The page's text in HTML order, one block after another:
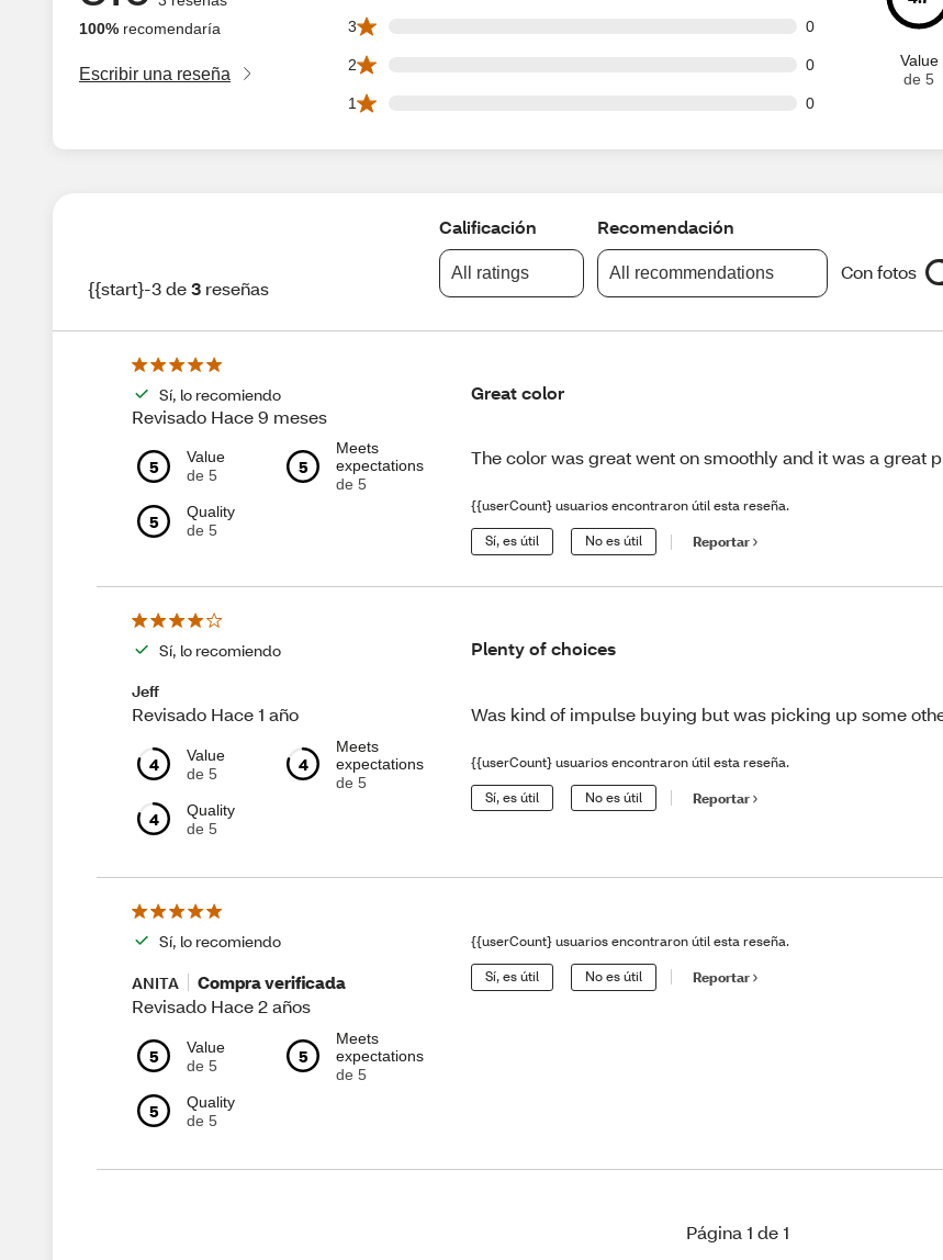
100% recomendaría
Escribir una reseña
3 0
0 3 star reviews out of 3 reviews
2 0
0 2 star reviews out of 3 reviews
1 0
0 1 star reviews out of 3 reviews
Value
de 5
{{start}-3 de3 reseñas
Calificación
All ratings
Recomendación
All recommendations Con fotos
Sí, lo recomiendo
Revisado Hace 9 meses
5
Value
de 5
5
Meets
expectations
de 5
5
Quality
de 5
Great color
The color was great went on smoothly and it was a great
{{userCount} usuarios encontraron útil esta reseña.
Sí, es útil No es útil Reportar
Sí, lo recomiendo
Jeff
Revisado Hace 1 año
4
Value
de 5
4
Meets
expectations
de 5
4
Quality
de 5
Plenty of choices
Was kind of impulse buying but was picking up some
{{userCount} usuarios encontraron útil esta reseña.
Sí, es útil No es útil Reportar
Sí, lo recomiendo
ANITA
Compra verificada
Revisado Hace 2 años
5
Value
de 5
5
Meets
expectations
de 5
5
Quality
de 5
{{userCount} usuarios encontraron útil esta reseña.
Sí, es útil No es útil Reportar
Página 1 de 1